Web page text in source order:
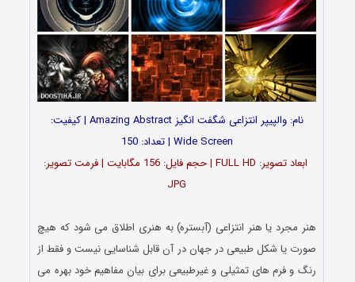
نام: والپیپر انتزاعی شگفت انگیز Amazing Abstract | کیفیت:
Wide Screen | تعداد: 150
ابعاد تصویر: FULL HD | حجم فایل: 156 مگابایت | فرمت تصویر:
JPG
هنر مجرد یا هنر انتزاعی (آبستره) به هنری اطلاق می‌ شود که هیچ
صورت یا شکل طبیعی در جهان در آن قابل شناسایی نیست و فقط از
رنگ و فرم‌ های تمثیلی و غیرطبیعی برای بیان مفاهیم خود بهره می‌